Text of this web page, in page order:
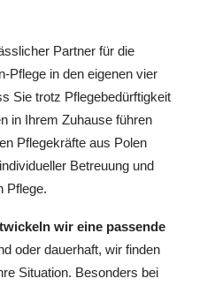
Partner für die
Pflege in den eigenen vier
Sie trotz Pflegebedürftigkeit
in Ihrem Zuhause führen
Pflegekräfte aus Polen
Betreuung und
Pflege.
wir eine passende
oder dauerhaft, wir finden
Situation. Besonders bei